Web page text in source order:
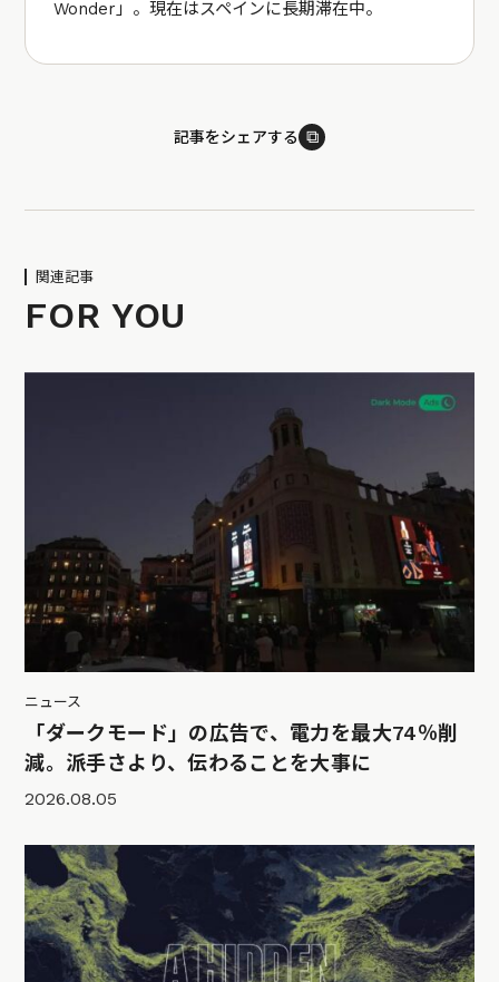
Wonder」。現在はスペインに長期滞在中。
記事をシェアする ⧉
関連記事
FOR YOU
ニュース
「ダークモード」の広告で、電力を最大74％削
減。派手さより、伝わることを大事に
2026.08.05